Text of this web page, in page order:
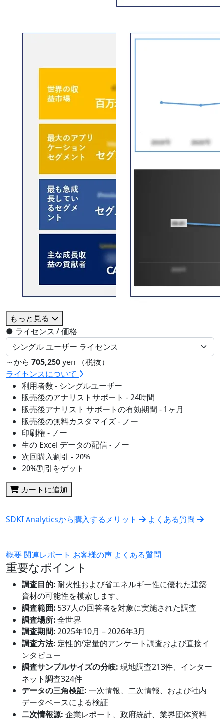
もっと見る
● ライセンス / 価格
～から 705,250yen （税抜）
ライセンスについて
利用者数 - シングルユーザー
販売後のアナリストサポート - 24時間
販売後アナリスト サポートの有効期間 - 1ヶ月
販売後の無料カスタマイズ - ノー
印刷権 - ノー
生の Excel データの配信 - ノー
次回購入割引 - 20%
20%割引をゲット
カートに追加
SDKI Analyticsから購入するメリット よくある質問
概要関連レポート お客様の声 よくある質問
重要なポイント
調査目的: 耐火性および省エネルギー性に優れた建築
資材の可能性を模索します。
調査範囲: 537人の回答者を対象に実施された調査
調査場所: 全世界
調査期間: 2025年10月 – 2026年3月
調査方法: 定性的/定量的アンケート調査および直接イ
ンタビュー
調査サンプルサイズの分岐: 現地調査213件、インター
ネット調査324件
データの三角検証: 一次情報、二次情報、および社内
データベースによる検証
二次情報源: 企業レポート、政府統計、業界団体資料